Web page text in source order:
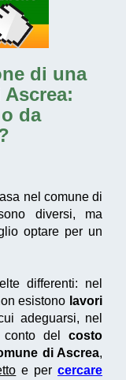
di una
:
da
nel comune di
diversi, ma
optare per un
differenti: nel
esistono lavori
adeguarsi, nel
conto del costo
di Ascrea,
e percercare